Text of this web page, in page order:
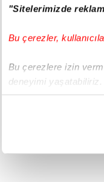
"Sitelerimizde
Bu çerezler,
Bu çerezlere izin
deneyimi
içerikleri sunabilmek
Her halükârda,